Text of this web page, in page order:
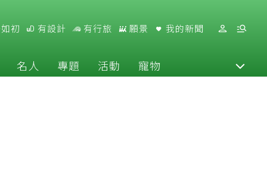
初 有設計 有行旅 願景 我的新聞
名人 專題 活動 寵物